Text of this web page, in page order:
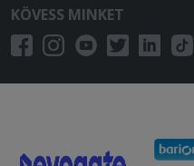
KÖVESS MINKET